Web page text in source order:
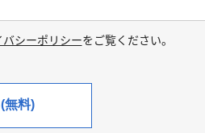
バシーポリシーをご覧ください。